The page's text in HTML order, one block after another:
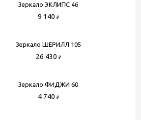
Зеркало ЭКЛИПС 46
9 140 ₽
Зеркало ШЕРИЛЛ 105
26 430 ₽
Зеркало ФИДЖИ 60
4 740 ₽